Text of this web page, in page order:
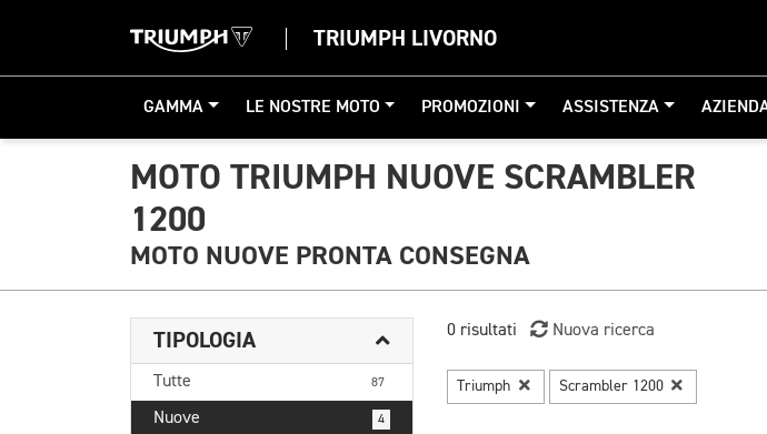
TRIUMPH LIVORNO
GAMMA LE NOSTRE MOTO PROMOZIONI ASSISTENZA
MOTO TRIUMPH NUOVE SCRAMBLER
1200
MOTO NUOVE PRONTA CONSEGNA
TIPOLOGIA
Tutte 87
Nuove 4
0 risultati Nuova ricerca
Triumph Scrambler 1200